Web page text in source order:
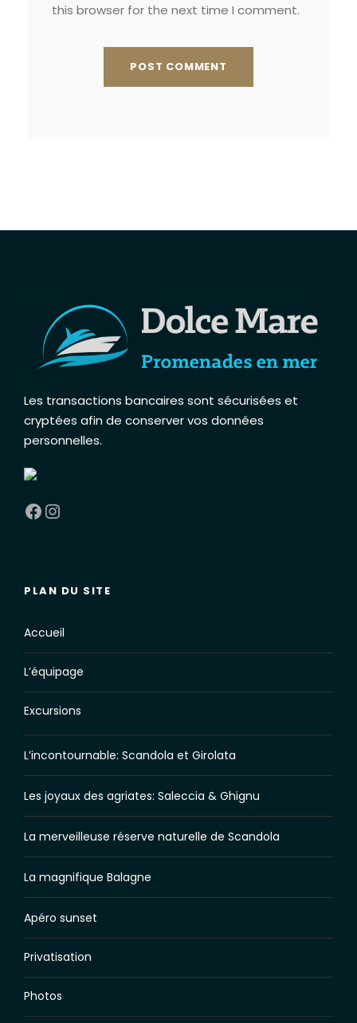
this browser for the next time I comment.
Les transactions bancaires sont sécurisées et
cryptées afin de conserver vos données
personnelles.
Facebook Instagram
PLAN DU SITE
Accueil
L’équipage
Excursions
L’incontournable: Scandola et Girolata
Les joyaux des agriates: Saleccia & Ghignu
La merveilleuse réserve naturelle de Scandola
La magnifique Balagne
Apéro sunset
Privatisation
Photos